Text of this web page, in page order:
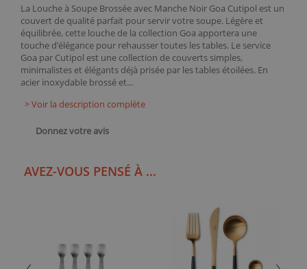
La Louche à Soupe Brossée avec Manche Noir Goa Cutipol est un
couvert de qualité parfait pour servir votre soupe. Légère et
équilibrée, cette louche de la collection Goa apportera une
touche d'élégance pour rehausser toutes les tables. Le service
Goa par Cutipol est une collection de couverts simples,
minimalistes et élégants déjà prisée par les tables étoilées. En
acier inoxydable brossé et...
> Voir la description complète
Donnez votre avis
AVEZ-VOUS PENSÉ À ...